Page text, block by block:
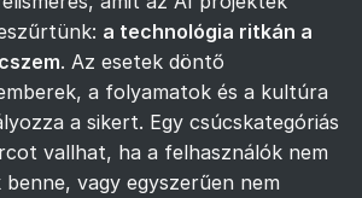
a technológia ritkán a
. Az esetek döntő
a folyamatok és a kultúra
a sikert. Egy csúcskategóriás
vallhat, ha a felhasználók nem
vagy egyszerűen nem